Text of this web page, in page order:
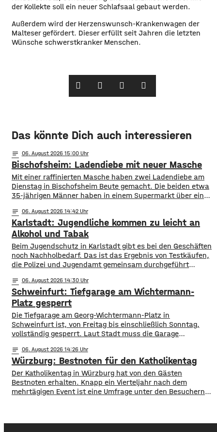
der Kollekte soll ein neuer Schlafsaal gebaut werden.
Außerdem wird der Herzenswunsch-Krankenwagen der
Malteser gefördert. Dieser erfüllt seit Jahren die letzten
Wünsche schwerstkranker Menschen.
Das könnte Dich auch interessieren
notes 06. August 2026 15:00
Bischofsheim: Ladendiebe mit neuer Masche
Mit einer raffinierten Masche haben zwei Ladendiebe am
Dienstag in Bischofsheim Beute gemacht. Die beiden etwa
35-jährigen Männer haben in einem Supermarkt über eine
Einkaufswagen geladen. Ihre Beute versteckten sie im
Anschluss unter mehreren Packungen Küchenrolle. Sie
verließen den Laden ohne die Waren im Wert von rund
1.000
notes 06. August 2026 14:42
Karlstadt: Jugendliche kommen zu leicht an
Alkohol und Tabak
Beim Jugendschutz in Karlstadt gibt es bei den Geschäften
noch Nachholbedarf. Das ist das Ergebnis von Testkäufen,
die Polizei und Jugendamt gemeinsam durchgeführt
Geschäfte geschickt und sollten dort versuchen,
Tabakwaren oder Spirituosen zu kaufen. In sechs Fällen
bekam die Jugendliche illegalerweise diese Artikel. Gegen
die verantwortlichen Verkäuferinnen und
notes 06. August 2026 14:30
Schweinfurt: Tiefgarage am Wichtermann-
Platz gesperrt
Die Tiefgarage am Georg-Wichtermann-Platz in
Schweinfurt ist, von Freitag bis einschließlich Sonntag,
vollständig gesperrt. Laut Stadt muss die Garage
während der Sperrung weder für Ein- noch Ausfahrten zur
Verfügung. Alternative Parkmöglichkeiten bieten unter
anderem, die Tiefgarage Graben oder die Parkgarage
Kunsthalle.
notes 06. August 2026 14:26
Würzburg: Bestnoten für den Katholikentag
Der Katholikentag in Würzburg hat von den Gästen
Bestnoten erhalten. Knapp ein Vierteljahr nach dem
mehrtägigen Event ist eine Umfrage unter den Besuchern